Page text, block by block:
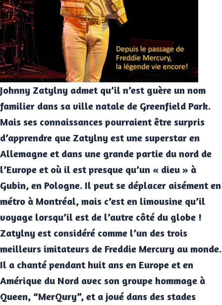
Johnny Zatylny admet qu’il n’est guère un nom
familier dans sa ville natale de Greenfield Park.
Mais ses connaissances pourraient être surpris
d’apprendre que Zatylny est une superstar en
Allemagne et dans une grande partie du nord de
l’Europe et où il est presque qu’un « dieu » à
Gubin, en Pologne. Il peut se déplacer aisément en
métro à Montréal, mais c’est en limousine qu’il
voyage lorsqu’il est de l’autre côté du globe !
Zatylny est considéré comme l’un des trois
meilleurs imitateurs de Freddie Mercury au monde.
Il a chanté pendant huit ans en Europe et en
Amérique du Nord avec son groupe hommage à
Queen, “MerQury”, et a joué dans des stades